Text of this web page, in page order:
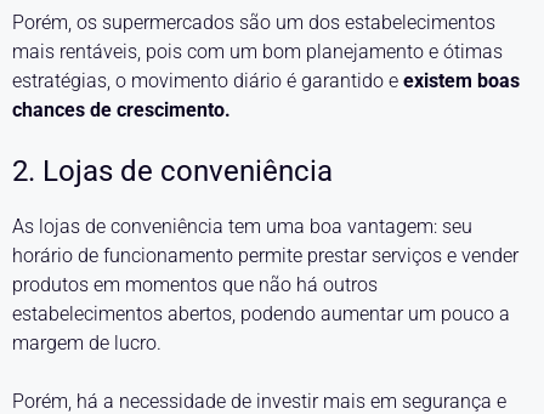
Porém, os supermercados são um dos estabelecimentos
mais rentáveis, pois com um bom planejamento e ótimas
estratégias, o movimento diário é garantido e existem boas
chances de crescimento.
2. Lojas de conveniência
As lojas de conveniência tem uma boa vantagem: seu
horário de funcionamento permite prestar serviços e vender
produtos em momentos que não há outros
estabelecimentos abertos, podendo aumentar um pouco a
margem de lucro.
Porém, há a necessidade de investir mais em segurança e